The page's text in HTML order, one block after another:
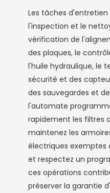
Les tâches
l'inspection et le
vérification de
des plaques, le
l'huile hydraulique, le
sécurité et des
des sauvegardes et
l'automate
rapidement les filtres
maintenez les
électriques exemptes
et respectez un
ces opérations
préserver la garantie